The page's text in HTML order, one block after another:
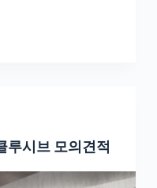
루시브 모의견적